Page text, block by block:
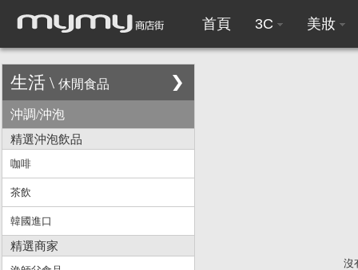
首頁 3C 美妝
生活 \ 休閒食品
沖調/沖泡
精選沖泡飲品
咖啡
茶飲
韓國進口
精選商家
沒